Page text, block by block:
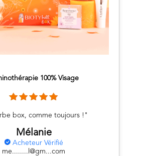
100% Visage
box, comme toujours !"
Mélanie
Acheteur Vérifié
me........l@gm...com